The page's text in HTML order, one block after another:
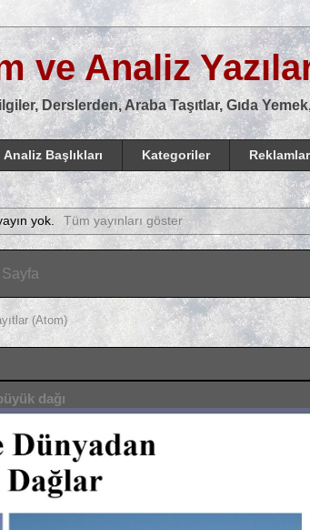
ve Analiz
Derslerden, Araba Taşıtlar, Gıda
Başlıkları Kategoriler
yok. Tüm yayınları göster
(Atom)
dağı